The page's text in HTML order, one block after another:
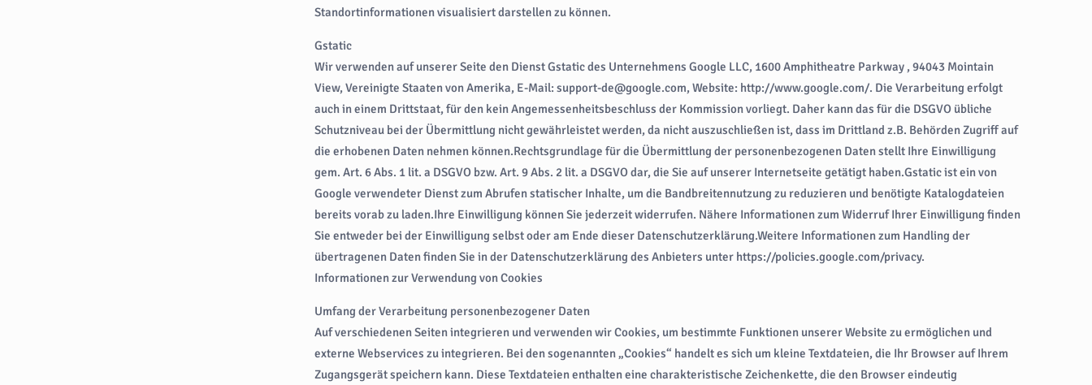
Standortinformationen visualisiert darstellen zu können.
Gstatic
Wir verwenden auf unserer Seite den Dienst Gstatic des Unternehmens Google LLC, 1600 Amphitheatre Parkway , 94043 Mointain
View, Vereinigte Staaten von Amerika, E-Mail: support-de@google.com, Website: http://www.google.com/. Die Verarbeitung erfolgt
auch in einem Drittstaat, für den kein Angemessenheitsbeschluss der Kommission vorliegt. Daher kann das für die DSGVO übliche
Schutzniveau bei der Übermittlung nicht gewährleistet werden, da nicht auszuschließen ist, dass im Drittland z.B. Behörden Zugriff auf
die erhobenen Daten nehmen können.Rechtsgrundlage für die Übermittlung der personenbezogenen Daten stellt Ihre Einwilligung
gem. Art. 6 Abs. 1 lit. a DSGVO bzw. Art. 9 Abs. 2 lit. a DSGVO dar, die Sie auf unserer Internetseite getätigt haben.Gstatic ist ein von
Google verwendeter Dienst zum Abrufen statischer Inhalte, um die Bandbreitennutzung zu reduzieren und benötigte Katalogdateien
bereits vorab zu laden.Ihre Einwilligung können Sie jederzeit widerrufen. Nähere Informationen zum Widerruf Ihrer Einwilligung finden
Sie entweder bei der Einwilligung selbst oder am Ende dieser Datenschutzerklärung.Weitere Informationen zum Handling der
übertragenen Daten finden Sie in der Datenschutzerklärung des Anbieters unter https://policies.google.com/privacy.
Informationen zur Verwendung von Cookies
Umfang der Verarbeitung personenbezogener Daten
Auf verschiedenen Seiten integrieren und verwenden wir Cookies, um bestimmte Funktionen unserer Website zu ermöglichen und
externe Webservices zu integrieren. Bei den sogenannten „Cookies“ handelt es sich um kleine Textdateien, die Ihr Browser auf Ihrem
Zugangsgerät speichern kann. Diese Textdateien enthalten eine charakteristische Zeichenkette, die den Browser eindeutig